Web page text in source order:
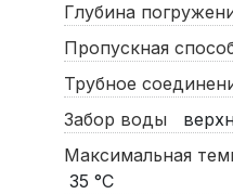
Глубина
Пропускная
Трубное
Забор воды
Максимальная
35 °C